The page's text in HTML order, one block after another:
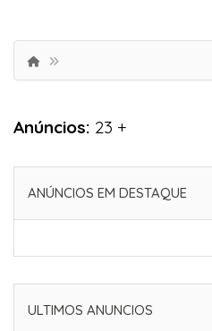
Anúncios: 23 +
ANÚNCIOS EM DESTAQUE
ULTIMOS ANUNCIOS